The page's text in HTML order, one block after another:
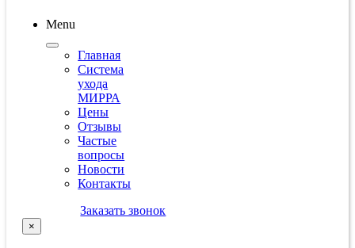
Menu
Главная
Система
ухода
МИРРА
Цены
Отзывы
Частые
вопросы
Новости
Контакты
Заказать звонок
×